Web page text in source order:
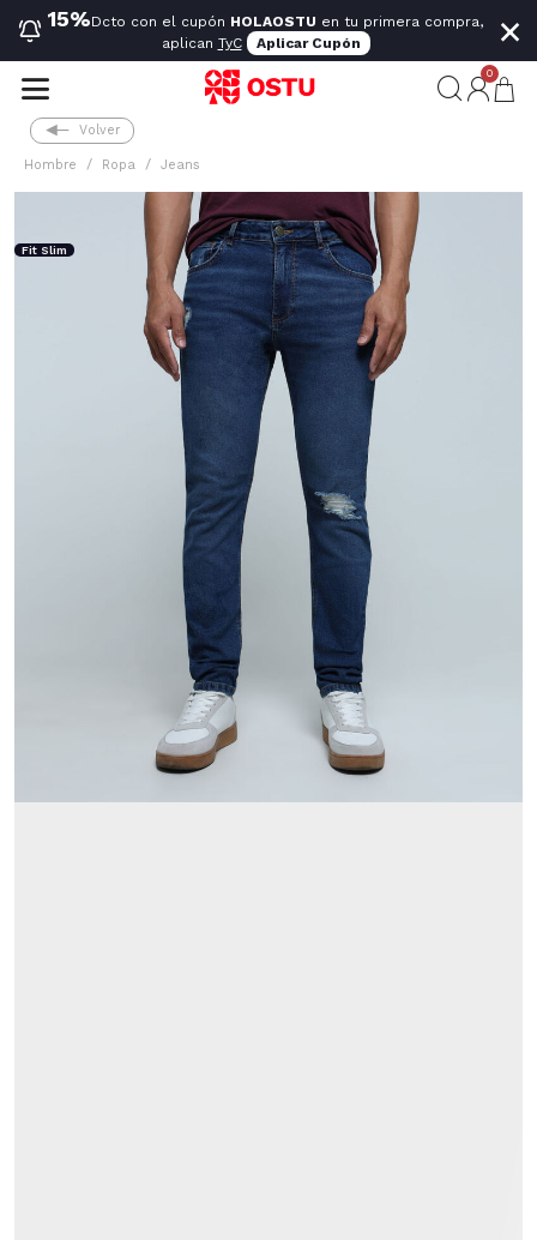
15%Dcto con el cupón HOLAOSTU en tu primera compra,
aplican TyC Aplicar Cupón ×
0
Volver
Hombre Ropa Jeans
Fit Slim